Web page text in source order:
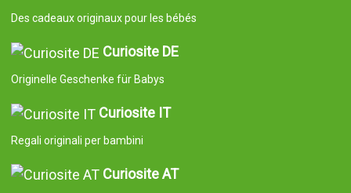
Des cadeaux originaux pour les bébés
Curiosite DE
Originelle Geschenke für Babys
Curiosite IT
Regali originali per bambini
Curiosite AT